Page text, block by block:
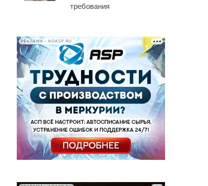
требования
РЕКЛАМА • AOASP.RU